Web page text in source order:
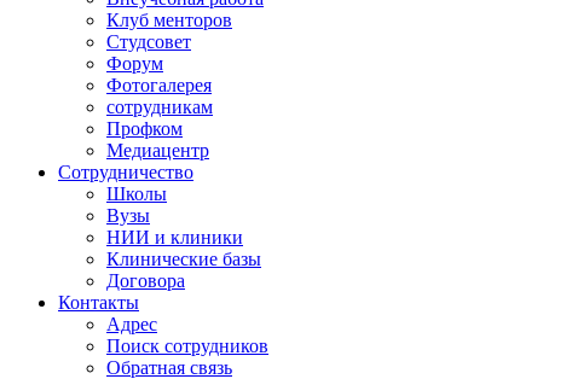
Клуб менторов
Студсовет
Форум
Фотогалерея
сотрудникам
Профком
Медиацентр
Сотрудничество
Школы
Вузы
НИИ и клиники
Клинические базы
Договора
Контакты
Адрес
Поиск сотрудников
Обратная связь